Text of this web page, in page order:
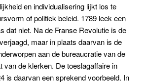
en individualisering lijkt los te
of politiek beleid. 1789 leek een
dat niet. Na de Franse Revolutie is de
maar in plaats daarvan is de
aan de bureaucratie van de
van de klerken. De toeslagaffaire in
is daarvan een sprekend voorbeeld. In